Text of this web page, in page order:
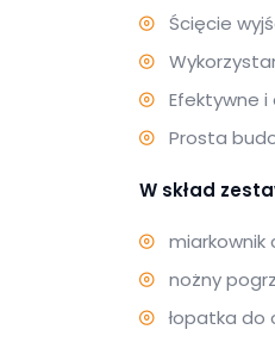
Ścięcie
Efektywne
Prosta
W skład
miarkownik
nożny
łopatka do